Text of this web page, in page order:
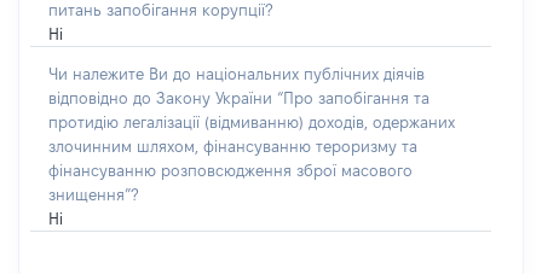
питань запобігання корупції?
Ні
Чи належите Ви до національних публічних діячів
відповідно до Закону України “Про запобігання та
протидію легалізації (відмиванню) доходів, одержаних
злочинним шляхом, фінансуванню тероризму та
фінансуванню розповсюдження зброї масового
знищення”?
Ні